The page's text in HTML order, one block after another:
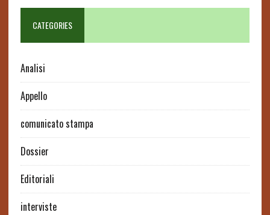
CATEGORIES
Analisi
Appello
comunicato stampa
Dossier
Editoriali
interviste